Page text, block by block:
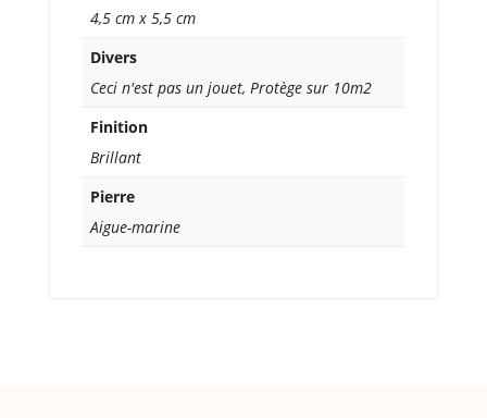
4,5 cm x 5,5 cm
Divers
Ceci n'est pas un jouet, Protège sur 10m2
Finition
Brillant
Pierre
Aigue-marine